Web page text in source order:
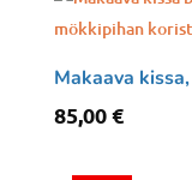
Makaava
85,00€